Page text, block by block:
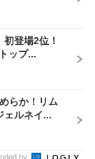
登場2位！
ップ...
らか！リム
ェルネイ...
by